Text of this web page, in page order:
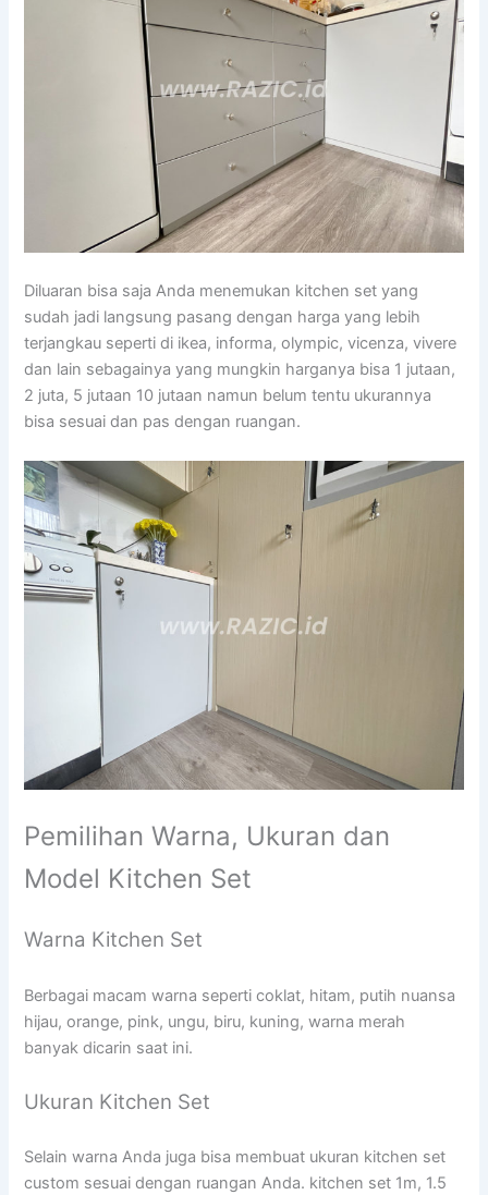
Diluaran bisa saja Anda menemukan kitchen set yang
sudah jadi langsung pasang dengan harga yang lebih
terjangkau seperti di ikea, informa, olympic, vicenza, vivere
dan lain sebagainya yang mungkin harganya bisa 1 jutaan,
2 juta, 5 jutaan 10 jutaan namun belum tentu ukurannya
bisa sesuai dan pas dengan ruangan.
Pemilihan Warna, Ukuran dan
Model Kitchen Set
Warna Kitchen Set
Berbagai macam warna seperti coklat, hitam, putih nuansa
hijau, orange, pink, ungu, biru, kuning, warna merah
banyak dicarin saat ini.
Ukuran Kitchen Set
Selain warna Anda juga bisa membuat ukuran kitchen set
custom sesuai dengan ruangan Anda. kitchen set 1m, 1.5